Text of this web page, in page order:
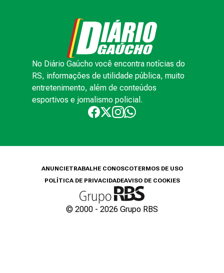
No Diário Gaúcho você encontra notícias do
RS, informações de utilidade pública, muito
entretenimento, além de conteúdos
esportivos e jornalismo policial.
ANUNCIETRABALHE CONOSCOTERMOS DE USO
POLÍTICA DE PRIVACIDADEAVISO DE COOKIES
© 2000 - 2026 Grupo RBS